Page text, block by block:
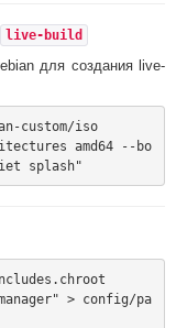
live-build
для создания live-
custom/iso
amd64 --bo
> config/pa